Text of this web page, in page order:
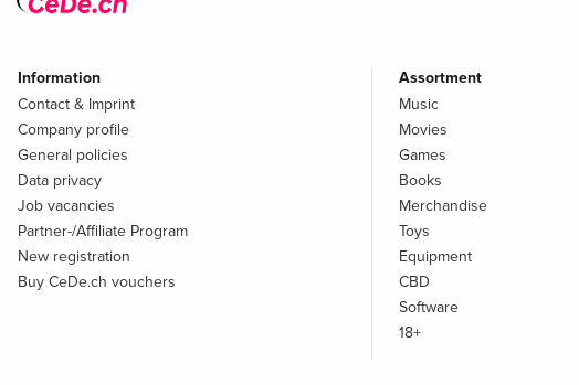
Information
Contact & Imprint
Company profile
General policies
Data privacy
Job vacancies
Partner-/Affiliate Program
New registration
Buy CeDe.ch vouchers
Assortment
Music
Movies
Games
Books
Merchandise
Toys
Equipment
CBD
Software
18+